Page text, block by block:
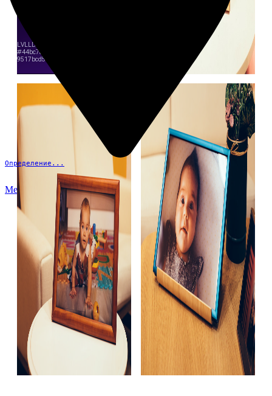
Определение...
Меню